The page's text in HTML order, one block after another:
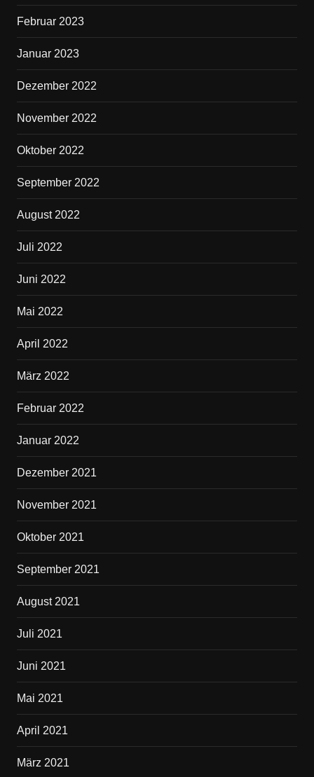
Februar 2023
Januar 2023
Dezember 2022
November 2022
Oktober 2022
September 2022
August 2022
Juli 2022
Juni 2022
Mai 2022
April 2022
März 2022
Februar 2022
Januar 2022
Dezember 2021
November 2021
Oktober 2021
September 2021
August 2021
Juli 2021
Juni 2021
Mai 2021
April 2021
März 2021